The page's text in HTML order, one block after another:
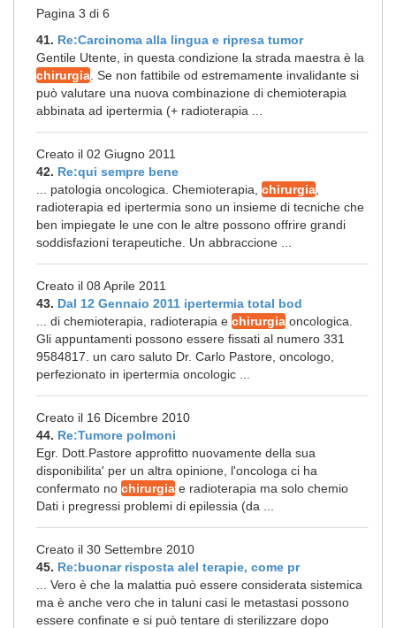
Pagina 3 di 6
41. Re:Carcinoma alla lingua e ripresa tumor
Gentile Utente, in questa condizione la strada maestra è la
chirurgia . Se non fattibile od estremamente invalidante si
può valutare una nuova combinazione di chemioterapia
abbinata ad ipertermia (+ radioterapia ...
Creato il 02 Giugno 2011
42. Re:qui sempre bene
... patologia oncologica. Chemioterapia, chirurgia
radioterapia ed ipertermia sono un insieme di tecniche che
ben impiegate le une con le altre possono offrire grandi
soddisfazioni terapeutiche. Un abbraccione ...
Creato il 08 Aprile 2011
43. Dal 12 Gennaio 2011 ipertermia total bod
... di chemioterapia, radioterapia e chirurgia oncologica.
Gli appuntamenti possono essere fissati al numero 331
9584817. un caro saluto Dr. Carlo Pastore, oncologo,
perfezionato in ipertermia oncologic ...
Creato il 16 Dicembre 2010
44. Re:Tumore polmoni
Egr. Dott.Pastore approfitto nuovamente della sua
disponibilita' per un altra opinione, l'oncologa ci ha
confermato no chirurgia e radioterapia ma solo chemio
Dati i pregressi problemi di epilessia (da ...
Creato il 30 Settembre 2010
45. Re:buonar risposta alel terapie, come pr
... Vero è che la malattia può essere considerata sistemica
ma è anche vero che in taluni casi le metastasi possono
essere confinate e si può tentare di sterilizzare dopo